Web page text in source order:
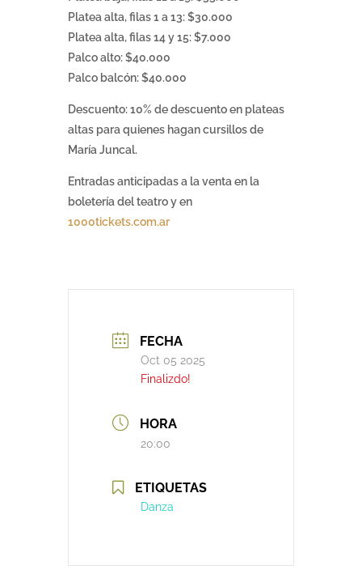
Platea alta, filas 1 a 13: $30.000
Platea alta, filas 14 y 15: $7.000
Palco alto: $40.000
Palco balcón: $40.000
Descuento: 10% de descuento en plateas
altas para quienes hagan cursillos de
María Juncal.
Entradas anticipadas a la venta en la
boletería del teatro y en
1000tickets.com.ar
FECHA
Oct 05 2025
Finalizdo!
HORA
20:00
ETIQUETAS
Danza